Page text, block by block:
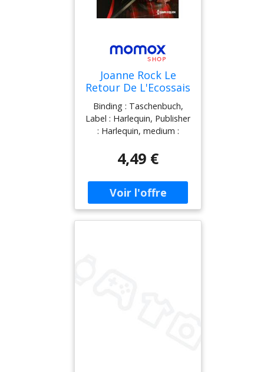
Joanne Rock Le
Retour De L'Ecossais
Binding : Taschenbuch,
Label : Harlequin, Publisher
: Harlequin, medium :
publicationDate : 2013-02-
01, authors : Joanne Rock,
languages : french, ISBN :
2280285231
4,49 €